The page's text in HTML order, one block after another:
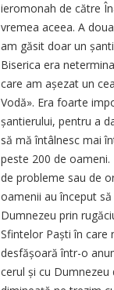
ieromonah de către
vremea aceea. A
am găsit doar un
Biserica era
care am așezat un
Vodă». Era foarte
șantierului, pentru a
să mă întâlnesc mai
peste 200 de
de probleme sau de
oamenii au început
Dumnezeu prin
Sfintelor Paști în care
desfășoară într-o
cerul și cu